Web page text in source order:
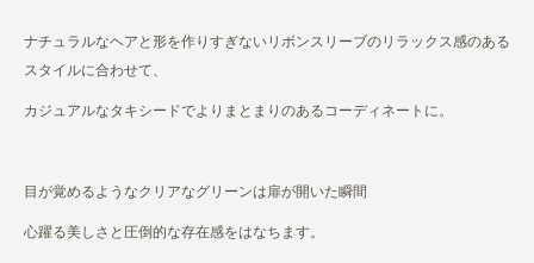
ナチュラルなヘアと形を作りすぎないリボンスリーブのリラックス感のある
スタイルに合わせて、
カジュアルなタキシードでよりまとまりのあるコーディネートに。
目が覚めるようなクリアなグリーンは扉が開いた瞬間
心躍る美しさと圧倒的な存在感をはなちます。